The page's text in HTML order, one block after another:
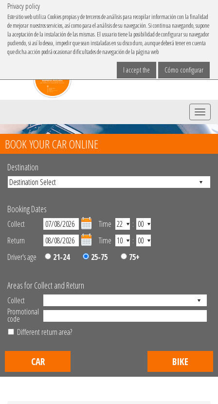
Privacy policy
Este sitio web utiliza Cookies propias y de terceros de análisis para recopilar información con la finalidad
de mejorar nuestros servicios, así como para el análisis de su navegación. Si continua navegando, supone
la aceptación de la instalación de las mismas. El usuario tiene la posibilidad de configurar su navegador
pudiendo, si así lo desea, impedir que sean instaladas en su disco duro, aunque deberá tener en cuenta
que dicha acción podrá ocasionar dificultades de navegación de la página web
Cómo configurar
I accept the
Choose your language
Menu
BOOK YOUR CAR ONLINE
Destination
Booking Dates
Collect Time
:
Return
Time
:
Driver's age
21-24 25-75 75+
Areas for Collect and Return
Collect
Promotional
code
Different return area?
CAR BIKE